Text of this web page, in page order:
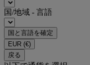
国/地域 - 言語
国と言語を確定
EUR (€)
戻る